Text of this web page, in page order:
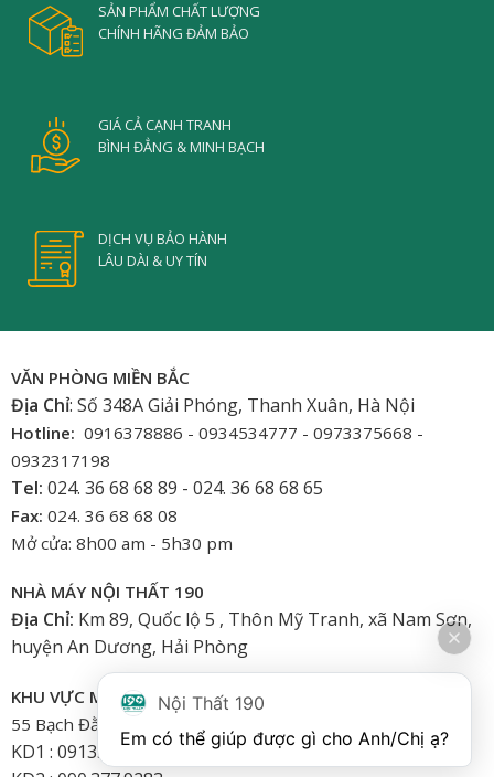
SẢN PHẨM CHẤT LƯỢNG
CHÍNH HÃNG ĐẢM BẢO
GIÁ CẢ CẠNH TRANH
BÌNH ĐẲNG & MINH BẠCH
DỊCH VỤ BẢO HÀNH
LÂU DÀI & UY TÍN
VĂN PHÒNG MIỀN BẮC
Địa Chỉ: Số 348A Giải Phóng, Thanh Xuân, Hà Nội
Hotline: 0916378886 - 0934534777 - 0973375668 -
0932317198
Tel: 024. 36 68 68 89 - 024. 36 68 68 65
Fax: 024. 36 68 68 08
Mở cửa: 8h00 am - 5h30 pm
NHÀ MÁY NỘI THẤT 190
Địa Chỉ: Km 89, Quốc lộ 5 , Thôn Mỹ Tranh, xã Nam Sơn,
huyện An Dương, Hải Phòng
KHU VỰC MIỀN NAM
55 Bạch Đằng, Phường 15, Bình Thạnh-HCM
KD1 : 0913.922.926
Nội Thất 190